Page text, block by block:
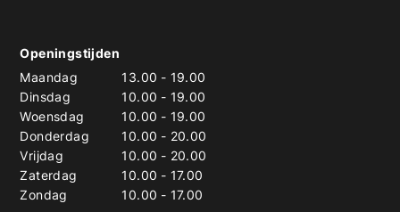
Openingstijden
Maandag
13.00 - 19.00
Dinsdag
10.00 - 19.00
Woensdag
10.00 - 19.00
Donderdag
10.00 - 20.00
Vrijdag
10.00 - 20.00
Zaterdag
10.00 - 17.00
Zondag
10.00 - 17.00